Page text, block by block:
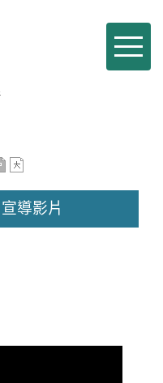
Toggle
導影片